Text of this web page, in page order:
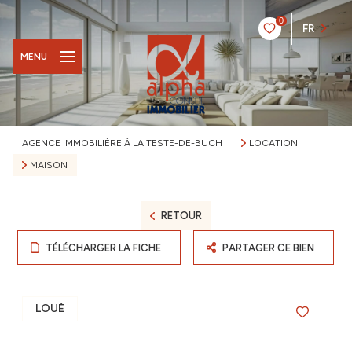
0
FR
MENU
AGENCE IMMOBILIÈRE À LA TESTE-DE-BUCH
LOCATION
MAISON
RETOUR
TÉLÉCHARGER LA FICHE PARTAGER CE BIEN
LOUÉ